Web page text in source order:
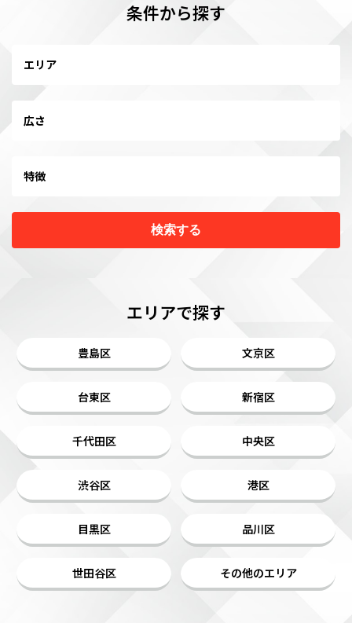
条件から探す
エリア
広さ
特徴
検索する
エリアで探す
豊島区 文京区
台東区 新宿区
千代田区 中央区
渋谷区 港区
目黒区 品川区
世田谷区 その他のエリア